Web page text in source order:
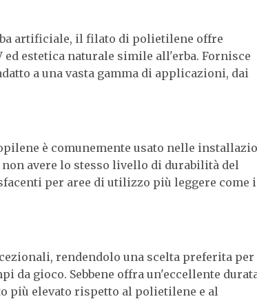
artificiale, il filato di polietilene offre
estetica naturale simile all'erba. Fornisce
a una vasta gamma di applicazioni, dai
è comunemente usato nelle
non avere lo stesso livello di durabilità del
per aree di utilizzo più leggere come i
rendendolo una scelta preferita per
da gioco. Sebbene offra un'eccellente
più elevato rispetto al polietilene e al